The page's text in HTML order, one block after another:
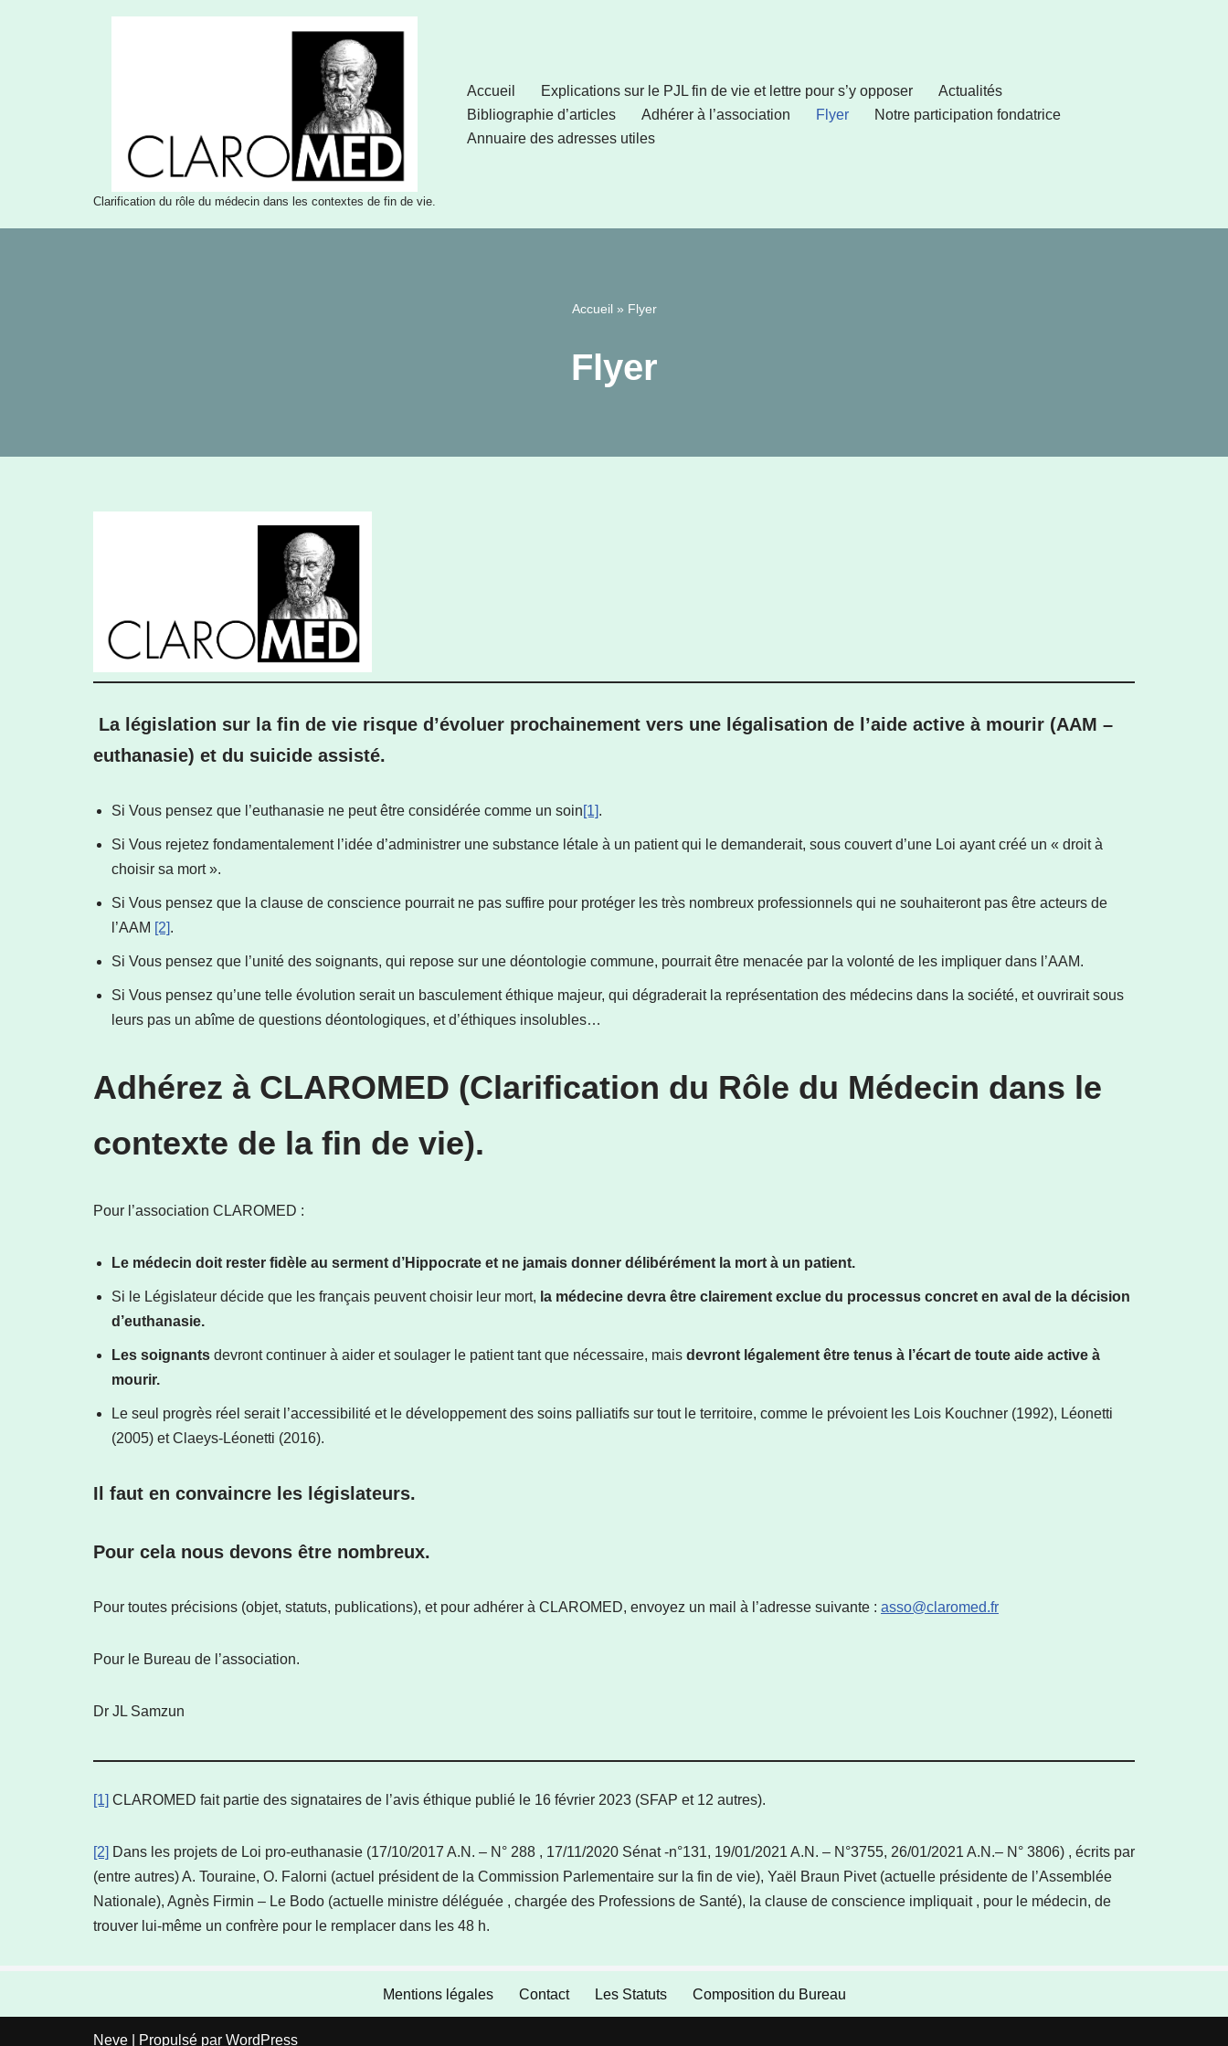
Clarification du rôle du médecin dans les contextes de fin de vie.
Accueil Explications sur le PJL fin de vie et lettre pour s’y opposer
Actualités
Bibliographie d’articles
Adhérer à l’association Flyer
Notre participation fondatrice
Annuaire des adresses utiles
Accueil » Flyer
Flyer
La législation sur la fin de vie risque d’évoluer prochainement vers une légalisation de l’aide active à mourir (AAM –
euthanasie) et du suicide assisté.
Si Vous pensez que l’euthanasie ne peut être considérée comme un soin[1].
Si Vous rejetez fondamentalement l’idée d’administrer une substance létale à un patient qui le demanderait, sous couvert d’une Loi ayant créé un « droit à
choisir sa mort ».
Si Vous pensez que la clause de conscience pourrait ne pas suffire pour protéger les très nombreux professionnels qui ne souhaiteront pas être acteurs de
l’AAM [2].
Si Vous pensez que l’unité des soignants, qui repose sur une déontologie commune, pourrait être menacée par la volonté de les impliquer dans l’AAM.
Si Vous pensez qu’une telle évolution serait un basculement éthique majeur, qui dégraderait la représentation des médecins dans la société, et ouvrirait sous
leurs pas un abîme de questions déontologiques, et d’éthiques insolubles…
Adhérez à CLAROMED (Clarification du Rôle du Médecin dans le
contexte de la fin de vie).
Pour l’association CLAROMED :
Le médecin doit rester fidèle au serment d’Hippocrate et ne jamais donner délibérément la mort à un patient.
Si le Législateur décide que les français peuvent choisir leur mort, la médecine devra être clairement exclue du processus concret en aval de la décision
d’euthanasie.
Les soignants devront continuer à aider et soulager le patient tant que nécessaire, mais devront légalement être tenus à l’écart de toute aide active à
mourir.
Le seul progrès réel serait l’accessibilité et le développement des soins palliatifs sur tout le territoire, comme le prévoient les Lois Kouchner (1992), Léonetti
(2005) et Claeys-Léonetti (2016).
Il faut en convaincre les législateurs.
Pour cela nous devons être nombreux.
Pour toutes précisions (objet, statuts, publications), et pour adhérer à CLAROMED, envoyez un mail à l’adresse suivante : asso@claromed.fr
Pour le Bureau de l’association.
Dr JL Samzun
[1] CLAROMED fait partie des signataires de l’avis éthique publié le 16 février 2023 (SFAP et 12 autres).
[2] Dans les projets de Loi pro-euthanasie (17/10/2017 A.N. – N° 288 , 17/11/2020 Sénat -n°131, 19/01/2021 A.N. – N°3755, 26/01/2021 A.N.– N° 3806) , écrits par
(entre autres) A. Touraine, O. Falorni (actuel président de la Commission Parlementaire sur la fin de vie), Yaël Braun Pivet (actuelle présidente de l’Assemblée
Nationale), Agnès Firmin – Le Bodo (actuelle ministre déléguée , chargée des Professions de Santé), la clause de conscience impliquait , pour le médecin, de
trouver lui-même un confrère pour le remplacer dans les 48 h.
Mentions légales Contact Les Statuts Composition du Bureau
Neve | Propulsé par WordPress